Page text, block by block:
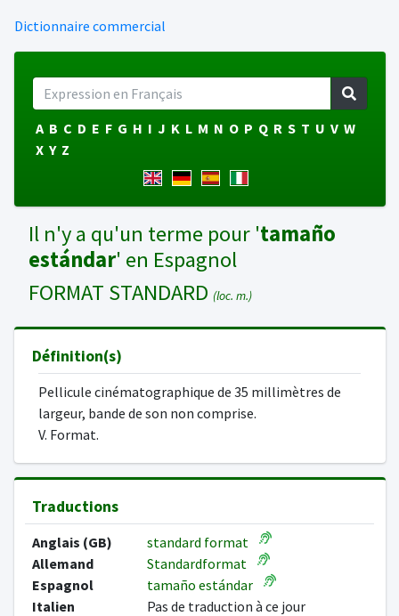
Dictionnaire commercial
A B C D E F G H I J K L M N O P Q R S T U V W
X Y Z
Il n'y a qu'un terme pour 'tamaño
estándar' en Espagnol
FORMAT STANDARD (loc. m.)
Définition(s)
Pellicule cinématographique de 35 millimètres de
largeur, bande de son non comprise.
V. Format.
Traductions
Anglais (GB)
standard format
Allemand
Standardformat
Espagnol
tamaño estándar
Italien
Pas de traduction à ce jour